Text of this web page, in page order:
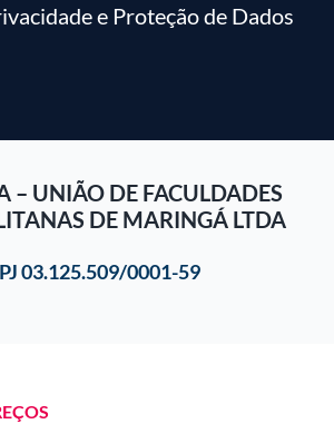
e Proteção de Dados
– UNIÃO DE FACULDADES
DE MARINGÁ LTDA
03.125.509/0001-59